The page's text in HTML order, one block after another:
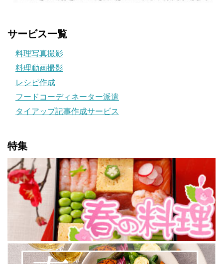
サービス一覧
料理写真撮影
料理動画撮影
レシピ作成
フードコーディネーター派遣
タイアップ記事作成サービス
特集